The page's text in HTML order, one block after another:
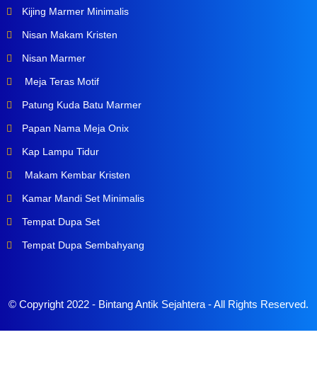
Kijing Marmer Minimalis
Nisan Makam Kristen
Nisan Marmer
Meja Teras Motif
Patung Kuda Batu Marmer
Papan Nama Meja Onix
Kap Lampu Tidur
Makam Kembar Kristen
Kamar Mandi Set Minimalis
Tempat Dupa Set
Tempat Dupa Sembahyang
© Copyright 2022 - Bintang Antik Sejahtera- All Rights Reserved.